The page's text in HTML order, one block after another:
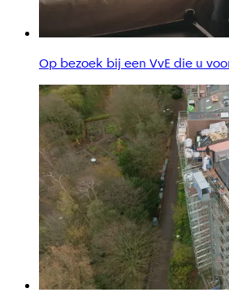
Op bezoek bij een VvE die u